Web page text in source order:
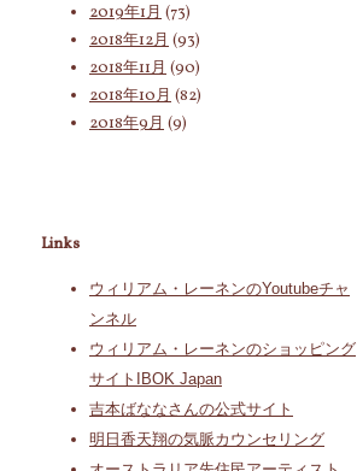
2019年1月 (73)
2018年12月 (93)
2018年11月 (90)
2018年10月 (82)
2018年9月 (9)
Links
ウィリアム・レーネンのYoutubeチャ
ンネル
ウィリアム・レーネンのショッピング
サイトIBOK Japan
吉本ばななさんの公式サイト
明日香天翔の気脈カウンセリング